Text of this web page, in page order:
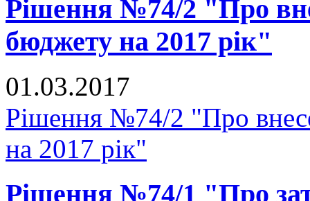
Рішення №74/2 "Про
бюджету на 2017 рік"
01.03.2017
Рішення №74/2 "Про
на 2017 рік"
Рішення №74/1 "Про